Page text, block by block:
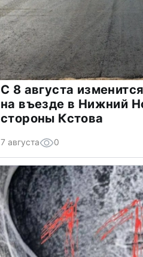
С 8 августа
на въезде в Нижний
стороны Кстова
7 августа 0